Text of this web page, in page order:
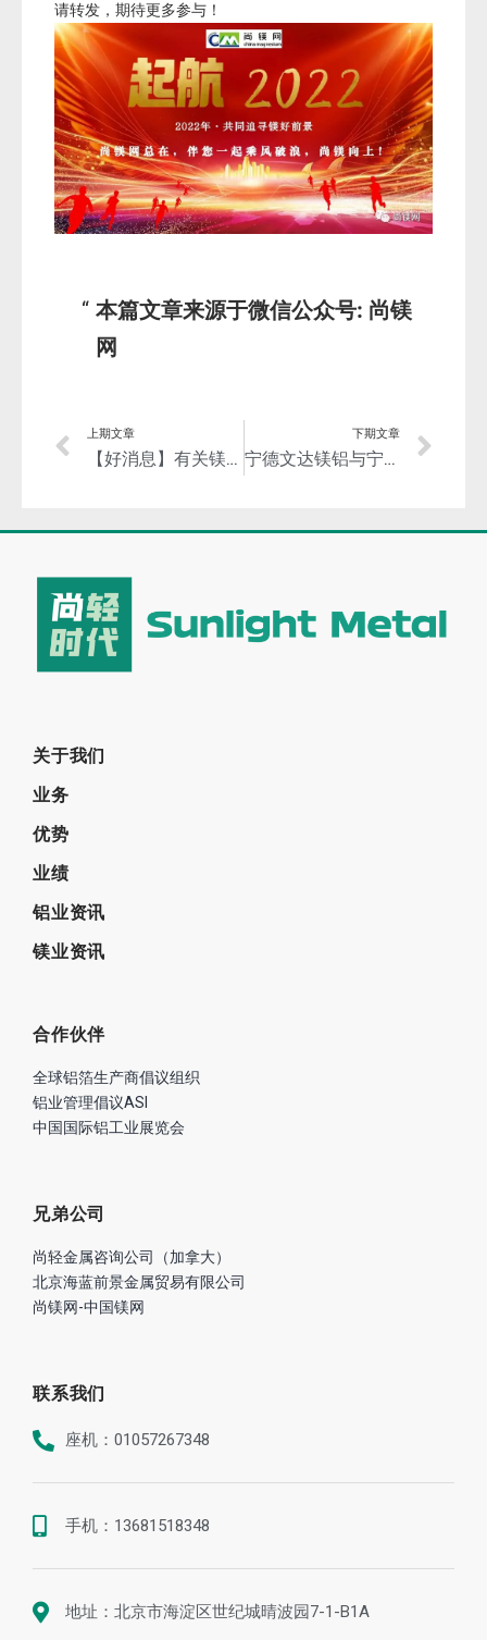
请转发，期待更多参与！
本篇文章来源于微信公众号: 尚镁
网
上期文章
【好消息】有关镁合金轮毂和挤压材！
下期文章
宁德文达镁铝与宁德时代电机签约—共同启动轻量化电动船舶项目
关于我们
业务
优势
业绩
铝业资讯
镁业资讯
合作伙伴
全球铝箔生产商倡议组织
铝业管理倡议ASI
中国国际铝工业展览会
兄弟公司
尚轻金属咨询公司（加拿大）
北京海蓝前景金属贸易有限公司
尚镁网-中国镁网
联系我们
座机：01057267348
手机：13681518348
地址：北京市海淀区世纪城晴波园7-1-B1A